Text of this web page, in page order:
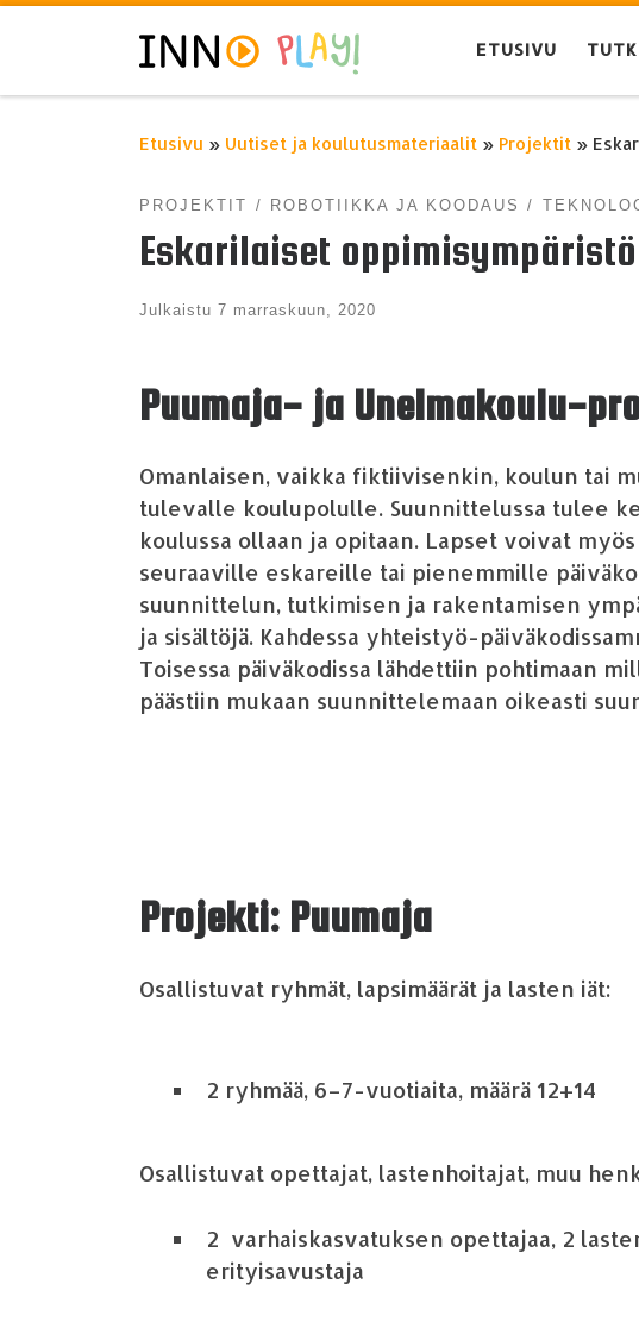
Skip to content
ETUSIVU
Etusivu » Uutiset ja koulutusmateriaalit » Projektit »
PROJEKTIT ROBOTIIKKA JA KOODAUS
Eskarilaiset
Julkaistu 7 marraskuun, 2020
Puumaja- ja Unelmakoulu-
Omanlaisen, vaikka fiktiivisenkin, koulun tai
tulevalle koulupolulle. Suunnittelussa tulee
koulussa ollaan ja opitaan. Lapset voivat myö
seuraaville eskareille tai pienemmille päivä
suunnittelun, tutkimisen ja rakentamisen ymp
ja sisältöjä. Kahdessa yhteistyö-päivä
Toisessa päiväkodissa lähdettiin pohtimaan
päästiin mukaan suunnittelemaan oikeasti
Projekti: Puumaja
Osallistuvat ryhmät, lapsimäärät ja lasten iät:
2 ryhmää, 6–7-vuotiaita, määrä 12+14
Osallistuvat opettajat, lastenhoitajat, muu
2 varhaiskasvatuksen opettajaa, 2
erityisavustaja